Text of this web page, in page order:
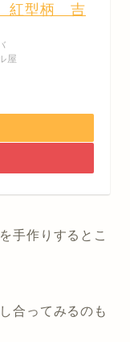
紅型柄 吉
屋
手作りするとこ
合ってみるのも